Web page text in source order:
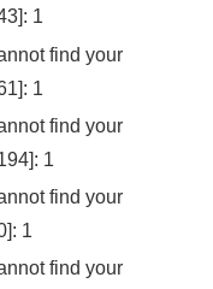
1
find your
1
find your
1
find your
1
find your